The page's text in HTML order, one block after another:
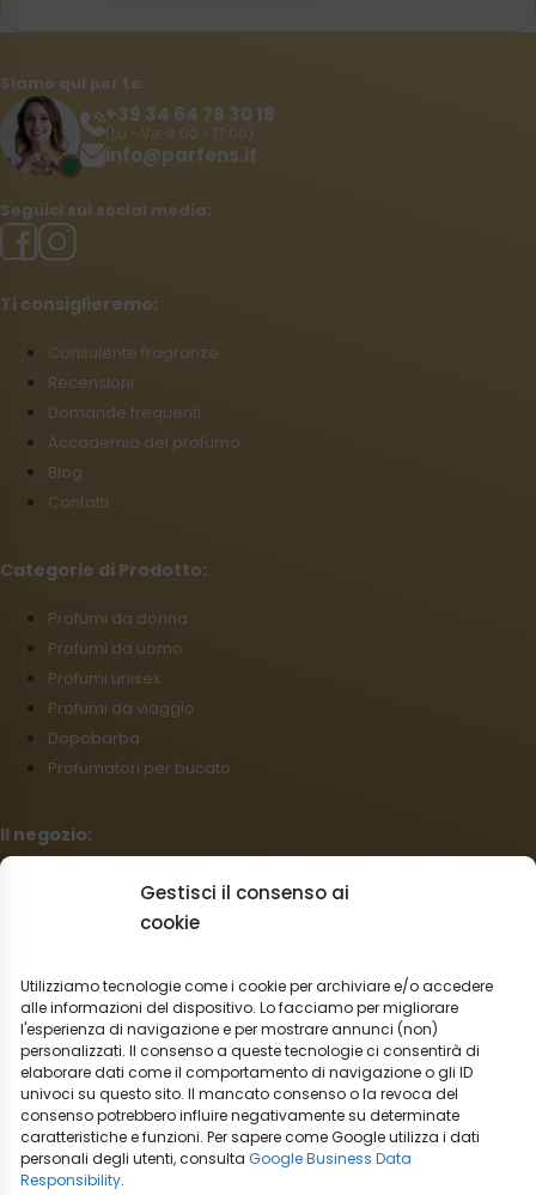
Gestisci il consenso ai
cookie
Utilizziamo tecnologie come i cookie per archiviare e/o accedere
alle informazioni del dispositivo. Lo facciamo per migliorare
l'esperienza di navigazione e per mostrare annunci (non)
personalizzati. Il consenso a queste tecnologie ci consentirà di
elaborare dati come il comportamento di navigazione o gli ID
univoci su questo sito. Il mancato consenso o la revoca del
consenso potrebbero influire negativamente su determinate
caratteristiche e funzioni. Per sapere come Google utilizza i dati
personali degli utenti, consultaGoogle Business Data
Responsibility.
Siamo qui per te:
+39 34 64 78 30 18
(Lu - Ve: 9:00 - 17:00)
info@parfens.it
Seguici sui social media:
Ti consiglieremo:
Consulente fragranze
Recensioni
Domande frequenti
Accademia del profumo
Blog
Contatti
Categorie di Prodotto:
Profumi da donna
Profumi da uomo
Profumi unisex
Profumi da viaggio
Dopobarba
Profumatori per bucato
Il negozio:
Condizioni commerciali
Regolamento per I reclami
Vendita all’ingrosso
Recesso dal contratto
Italiano
Opzioni di trasporto: